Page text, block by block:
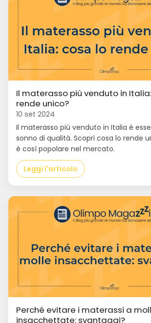
Il materasso più venduto in
rende unico?
10 set 2024
Il materasso più venduto in Italia è
sonno di qualità. Scopri cosa lo rende
è così popolare nel mercato.
Leggi l'articolo
Perché evitare i materassi a
insacchettate: svantaggi?